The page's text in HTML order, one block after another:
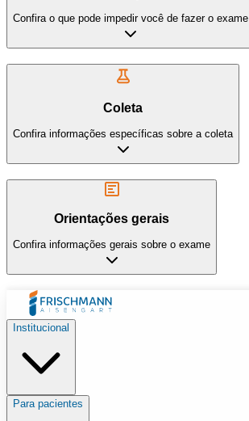
Confira o que pode impedir você de fazer o exame
Coleta
Confira informações específicas sobre a coleta
Orientações gerais
Confira informações gerais sobre o exame
Institucional
Para pacientes